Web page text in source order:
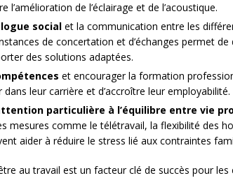
l’amélioration de l’éclairage et de l’acoustique.
social et la communication entre les
de concertation et d’échanges permet
des solutions adaptées.
et encourager la formation
dans leur carrière et d’accroître leur employabilité.
particulière à l’équilibre entre vie
mesures comme le télétravail, la flexibilité des
aider à réduire le stress lié aux contraintes
au travail est un facteur clé de succès pour